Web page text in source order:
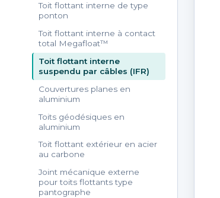
Toit flottant interne de type
ponton
Toit flottant interne à contact
total Megafloat™
Toit flottant interne
suspendu par câbles (IFR)
Couvertures planes en
aluminium
Toits géodésiques en
aluminium
Toit flottant extérieur en acier
au carbone
Joint mécanique externe
pour toits flottants type
pantographe